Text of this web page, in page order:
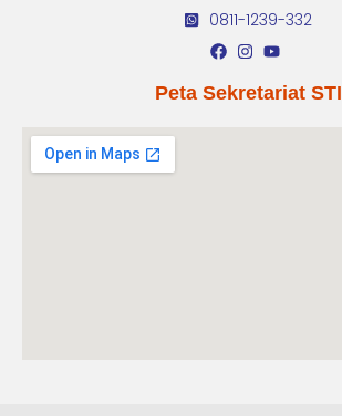
0811-1239-332
Peta Sekretariat STI